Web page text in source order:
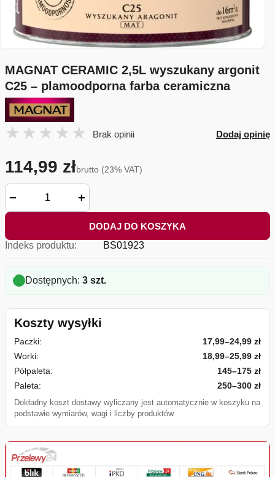
MAGNAT CERAMIC 2,5L wyszukany argonit
C25 – plamoodporna farba ceramiczna
Brak opinii Dodaj opinię
114,99 złbrutto (23% VAT)
− +
DODAJ DO KOSZYKA
Indeks produktu:
BS01923
Dostępnych: 3 szt.
Koszty wysyłki
Paczki:
17,99–24,99 zł
Worki:
18,99–25,99 zł
Półpaleta:
145–175 zł
Paleta:
250–300 zł
Dokładny koszt dostawy wyliczany jest automatycznie w koszyku na
podstawie wymiarów, wagi i liczby produktów.